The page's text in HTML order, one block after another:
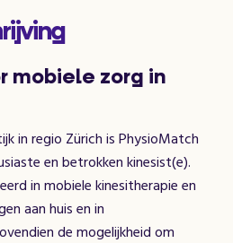
mobiele zorg in
in regio Zürich is PhysioMatch
en betrokken kinesist(e).
in mobiele kinesitherapie en
aan huis en in
de mogelijkheid om